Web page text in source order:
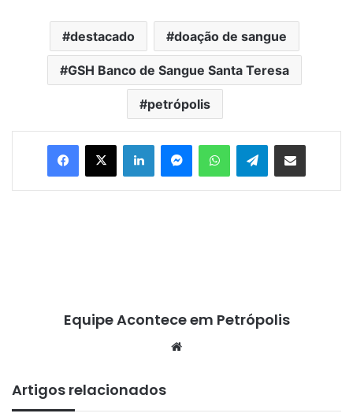
destacado doação de sangue
GSH Banco de Sangue Santa Teresa
petrópolis
Telegram
Equipe Acontece em Petrópolis
Artigos relacionados